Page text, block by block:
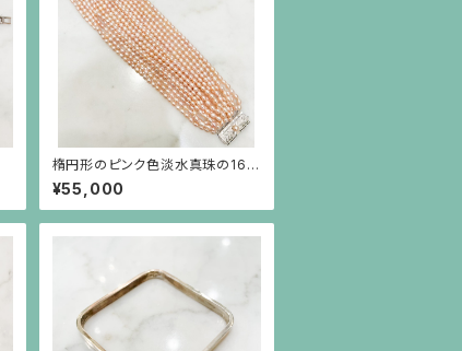
楕円形のピンク色淡水真珠の16連
ブレスレット、シルバー金具
¥55,000